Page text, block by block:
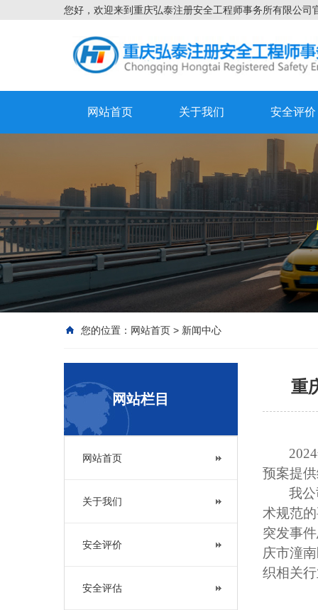
您好，欢迎来到重庆弘泰注册安全工程师事务所有限公司
网站首页 关于我们 安全评价
您的位置： 网站首页 > 新闻中心
网站栏目
网站首页
关于我们
安全评价
安全评估
重
预案提
我
术规范
突发事
庆市潼
织相关